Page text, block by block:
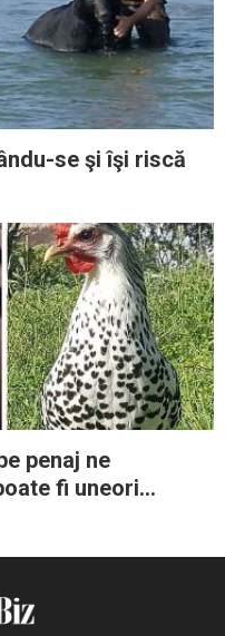
se şi îşi riscă
penaj ne
fi uneori